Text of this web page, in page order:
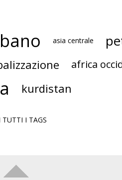
asia centrale
africa
kurdistan
TUTTI I TAGS